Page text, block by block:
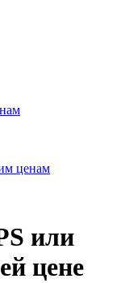
ценам
или
цене